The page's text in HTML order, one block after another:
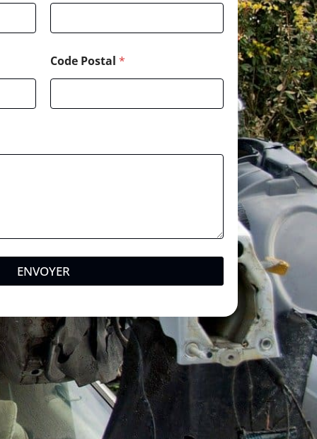
Code Postal *
ENVOYER